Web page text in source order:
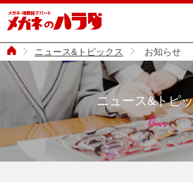
ニュース&トピックス お知らせ
ニュース&トピ
News